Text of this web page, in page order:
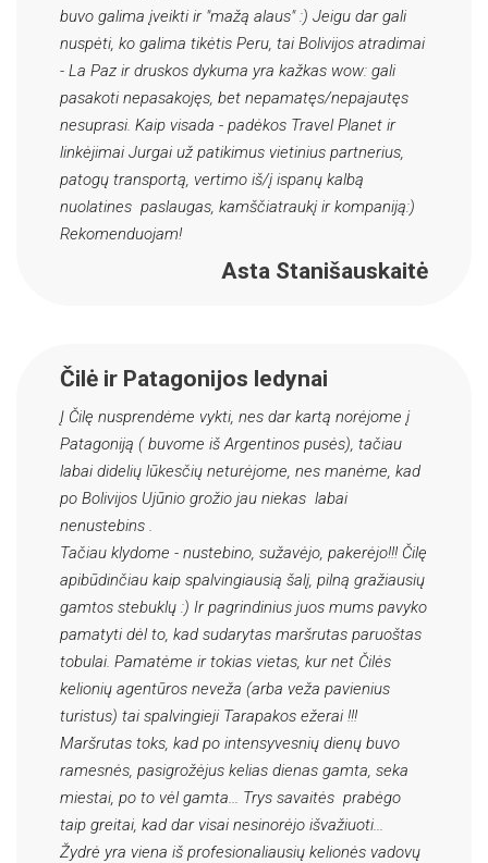
buvo galima įveikti ir "mažą alaus" :) Jeigu dar gali
nuspėti, ko galima tikėtis Peru, tai Bolivijos atradimai
- La Paz ir druskos dykuma yra kažkas wow: gali
pasakoti nepasakojęs, bet nepamatęs/nepajautęs
nesuprasi. Kaip visada - padėkos Travel Planet ir
linkėjimai Jurgai už patikimus vietinius partnerius,
patogų transportą, vertimo iš/į ispanų kalbą
nuolatines paslaugas, kamščiatraukį ir kompaniją:)
Rekomenduojam!
Asta Stanišauskaitė
Čilė ir Patagonijos ledynai
Į Čilę nusprendėme vykti, nes dar kartą norėjome į
Patagoniją ( buvome iš Argentinos pusės), tačiau
labai didelių lūkesčių neturėjome, nes manėme, kad
po Bolivijos Ujūnio grožio jau niekas labai
nenustebins .
Tačiau klydome - nustebino, sužavėjo, pakerėjo!!! Čilę
apibūdinčiau kaip spalvingiausią šalį, pilną gražiausių
gamtos stebuklų :) Ir pagrindinius juos mums pavyko
pamatyti dėl to, kad sudarytas maršrutas paruoštas
tobulai. Pamatėme ir tokias vietas, kur net Čilės
kelionių agentūros neveža (arba veža pavienius
turistus) tai spalvingieji Tarapakos ežerai !!!
Maršrutas toks, kad po intensyvesnių dienų buvo
ramesnės, pasigrožėjus kelias dienas gamta, seka
miestai, po to vėl gamta... Trys savaitės prabėgo
taip greitai, kad dar visai nesinorėjo išvažiuoti...
Žydrė yra viena iš profesionaliausių kelionės vadovų